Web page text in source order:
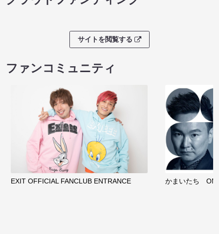
サイトを閲覧する
ファンコミュニティ
EXIT OFFICIAL FANCLUB ENTRANCE かまいたち